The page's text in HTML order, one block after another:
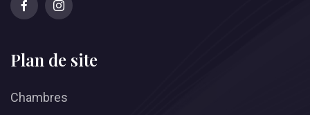
Plan de site
Chambres